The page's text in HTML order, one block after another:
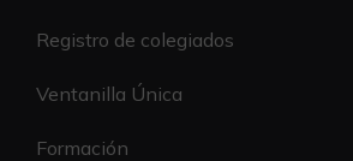
Registro de colegiados
Ventanilla Única
Formación